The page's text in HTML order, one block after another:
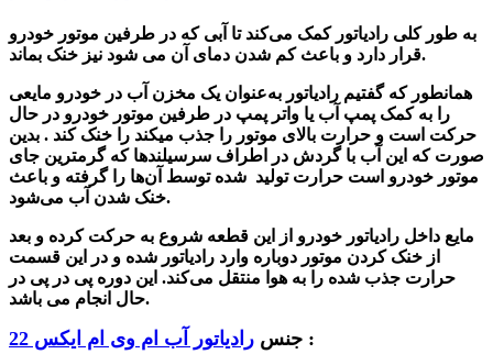
به طور کلی رادیاتور کمک می‌کند تا آبی که در طرفین موتور خودرو
قرار دارد و باعث کم شدن دمای آن می شود نیز خنک بماند.
همانطور که گفتیم رادیاتور به‌عنوان یک مخزن آب در خودرو مایعی
را به کمک پمپ آب یا واتر پمپ در طرفین موتور خودرو در حال
حرکت‌ است و حرارت بالای موتور را جذب میکند را خنک کند . بدین
صورت که این آب با گردش در اطراف سرسیلندها که گرمترین جای
موتور خودرو است حرارت تولید شده توسط آن‌ها را گرفته و باعث
خنک شدن آب می‌شود.
مایع داخل رادیاتور خودرو از این قطعه شروع به حرکت کرده و بعد
از خنک کردن موتور دوباره وارد رادیاتور شده و در این قسمت
حرارت جذب شده را به هوا منتقل می‌کند. این دوره پی در پی در
حال انجام می باشد .
جنس رادیاتور آب ام وی ام ایکس 22 :